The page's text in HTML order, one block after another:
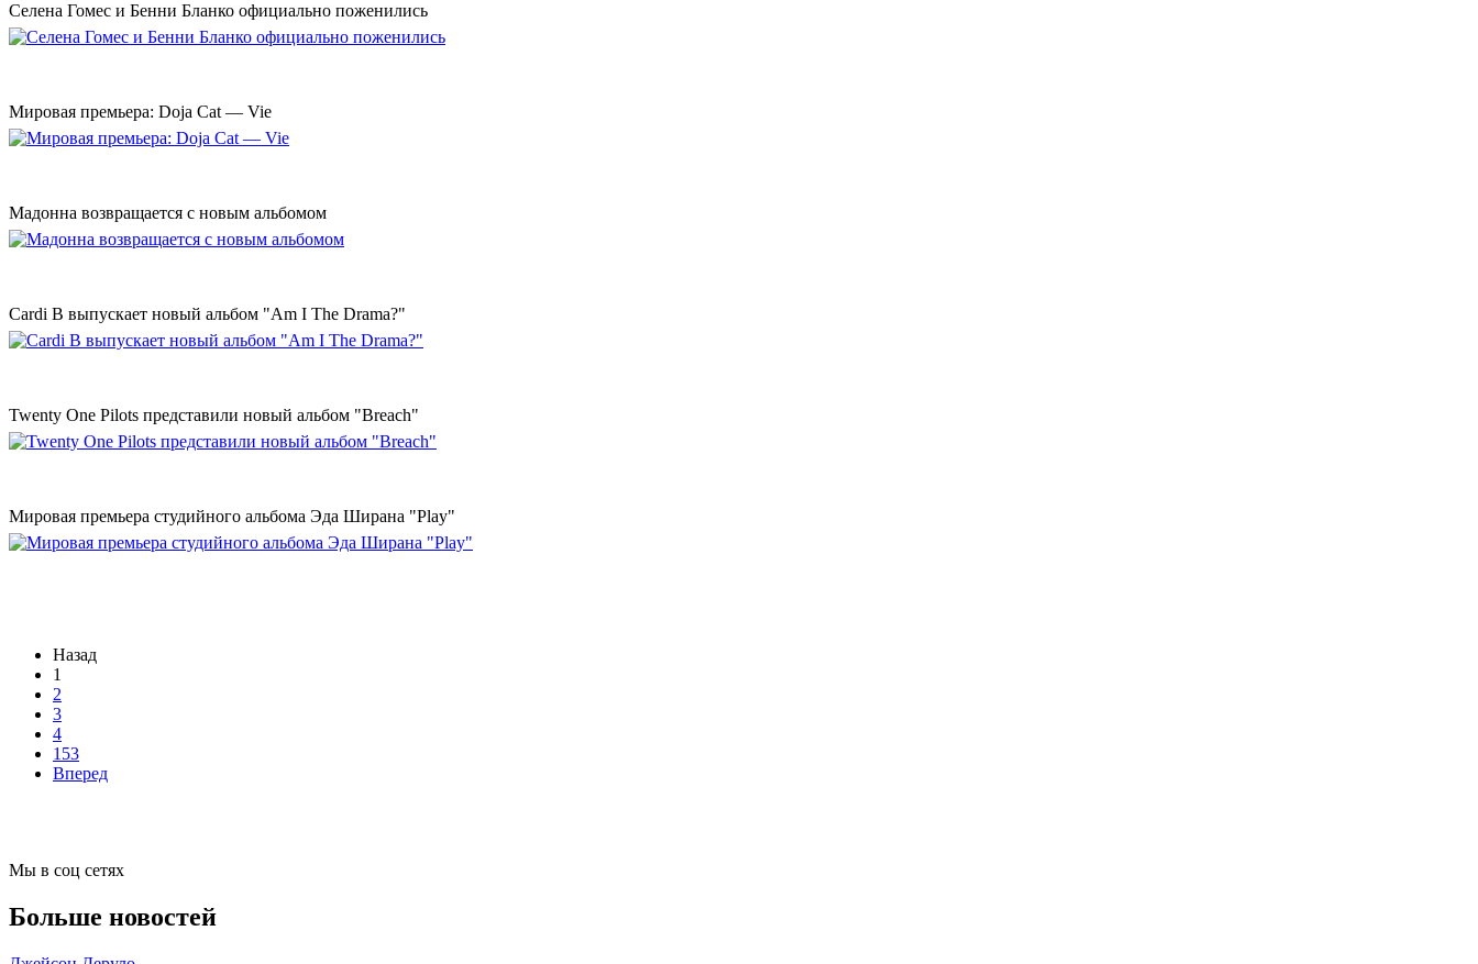
Селена Гомес и Бенни Бланко официально поженились
Мировая премьера: Doja Cat — Vie
Мадонна возвращается с новым альбомом
Cardi B выпускает новый альбом "Am I The Drama?"
Twenty One Pilots представили новый альбом "Breach"
Мировая премьера студийного альбома Эда Ширана "Play"
Назад
1
2
3
4
153
Вперед
Мы в соц сетях
Больше новостей